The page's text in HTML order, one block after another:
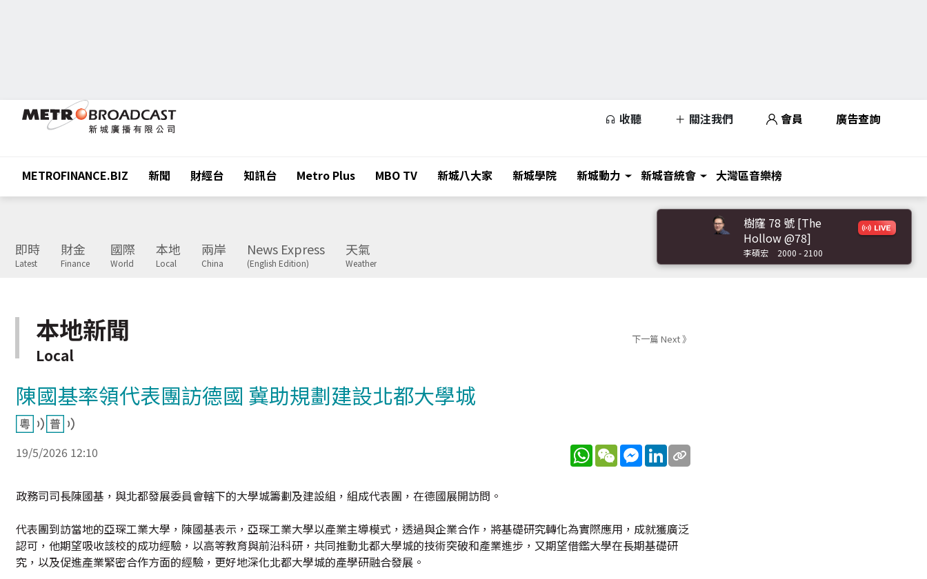
收聽 關注我們 會員 廣告查詢
METROFINANCE.BIZ 新聞 財經台 知訊台 Metro Plus MBO TV 新城八大家 新城學院 新城動力 新城音統會 大灣區音樂榜
即時
Latest
財金
Finance
國際
World
本地
Local
兩岸
China
News Express
(English Edition)
天氣
Weather
樹窿 78 號 [The
Hollow @78]
李碩宏 2000 - 2100
本地新聞
Local
下一篇 Next 》
陳國基率領代表團訪德國 冀助規劃建設北都大學城
19/5/2026 12:10 WhatsApp
WeChatMessenger
LinkedIn
政務司司長陳國基，與北都發展委員會轄下的大學城籌劃及建設組，組成代表團，在德國展開訪問。
代表團到訪當地的亞琛工業大學，陳國基表示，亞琛工業大學以產業主導模式，透過與企業合作，將基礎研究轉化為實際應用，成就獲廣泛
認可，他期望吸收該校的成功經驗，以高等教育與前沿科研，共同推動北都大學城的技術突破和產業進步，又期望借鑑大學在長期基礎研
究，以及促進產業緊密合作方面的經驗，更好地深化北都大學城的產學研融合發展。